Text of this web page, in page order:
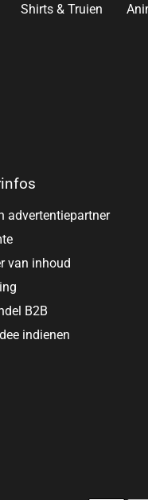
Shirts & Truien
advertentiepartner
van inhoud
B2B
indienen